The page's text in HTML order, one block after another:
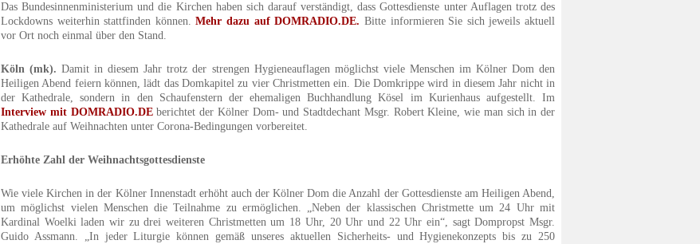
Das Bundesinnenministerium und die Kirchen haben sich darauf verständigt, dass Gottesdienste unter Auflagen trotz des
Lockdowns weiterhin stattfinden können.Mehr dazu auf DOMRADIO.DE. Bitte informieren Sie sich jeweils aktuell
vor Ort noch einmal über den Stand.
Köln (mk). Damit in diesem Jahr trotz der strengen Hygieneauflagen möglichst viele Menschen im Kölner Dom den
Heiligen Abend feiern können, lädt das Domkapitel zu vier Christmetten ein. Die Domkrippe wird in diesem Jahr nicht in
der Kathedrale, sondern in den Schaufenstern der ehemaligen Buchhandlung Kösel im Kurienhaus aufgestellt. Im
Interview mit DOMRADIO.DE berichtet der Kölner Dom- und Stadtdechant Msgr. Robert Kleine, wie man sich in der
Kathedrale auf Weihnachten unter Corona-Bedingungen vorbereitet.
Erhöhte Zahl der Weihnachtsgottesdienste
Wie viele Kirchen in der Kölner Innenstadt erhöht auch der Kölner Dom die Anzahl der Gottesdienste am Heiligen Abend,
um möglichst vielen Menschen die Teilnahme zu ermöglichen. „Neben der klassischen Christmette um 24 Uhr mit
Kardinal Woelki laden wir zu drei weiteren Christmetten um 18 Uhr, 20 Uhr und 22 Uhr ein“, sagt Dompropst Msgr.
Guido Assmann. „In jeder Liturgie können gemäß unseres aktuellen Sicherheits- und Hygienekonzepts bis zu 250